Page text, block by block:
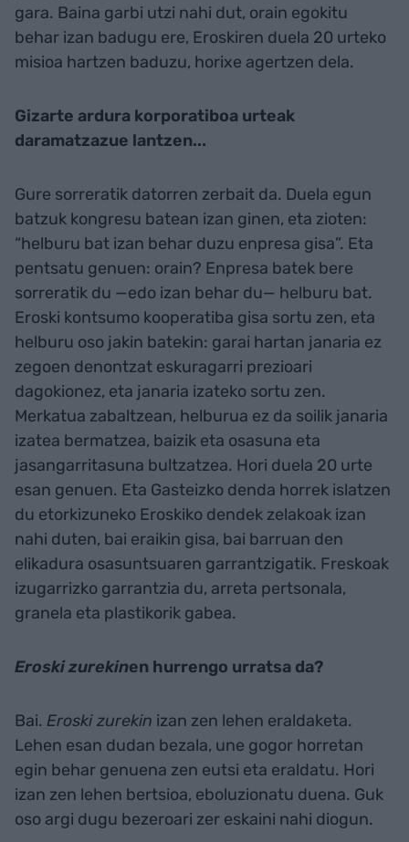
gara. Baina garbi utzi nahi dut, orain egokitu
behar izan badugu ere, Eroskiren duela 20 urteko
misioa hartzen baduzu, horixe agertzen dela.
Gizarte ardura korporatiboa urteak
daramatzazue lantzen...
Gure sorreratik datorren zerbait da. Duela egun
batzuk kongresu batean izan ginen, eta zioten:
“helburu bat izan behar duzu enpresa gisa”. Eta
pentsatu genuen: orain? Enpresa batek bere
sorreratik du —edo izan behar du— helburu bat.
Eroski kontsumo kooperatiba gisa sortu zen, eta
helburu oso jakin batekin: garai hartan janaria ez
zegoen denontzat eskuragarri prezioari
dagokionez, eta janaria izateko sortu zen.
Merkatua zabaltzean, helburua ez da soilik janaria
izatea bermatzea, baizik eta osasuna eta
jasangarritasuna bultzatzea. Hori duela 20 urte
esan genuen. Eta Gasteizko denda horrek islatzen
du etorkizuneko Eroskiko dendek zelakoak izan
nahi duten, bai eraikin gisa, bai barruan den
elikadura osasuntsuaren garrantzigatik. Freskoak
izugarrizko garrantzia du, arreta pertsonala,
granela eta plastikorik gabea.
Eroski zurekinen hurrengo urratsa da?
Bai. Eroski zurekin izan zen lehen eraldaketa.
Lehen esan dudan bezala, une gogor horretan
egin behar genuena zen eutsi eta eraldatu. Hori
izan zen lehen bertsioa, eboluzionatu duena. Guk
oso argi dugu bezeroari zer eskaini nahi diogun.